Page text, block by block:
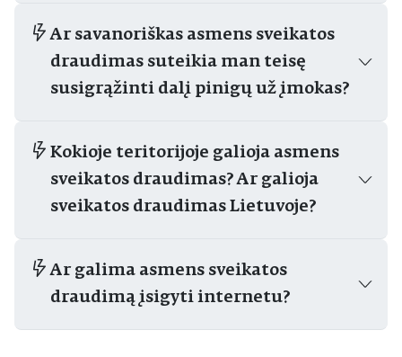
Ar savanoriškas asmens sveikatos
draudimas suteikia man teisę
susigrąžinti dalį pinigų už įmokas?
Kokioje teritorijoje galioja asmens
sveikatos draudimas? Ar galioja
sveikatos draudimas Lietuvoje?
Ar galima asmens sveikatos
draudimą įsigyti internetu?